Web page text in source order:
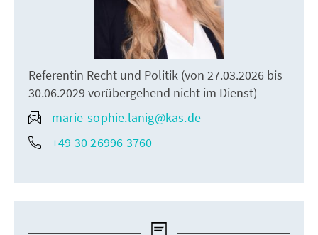
Referentin Recht und Politik (von 27.03.2026 bis
30.06.2029 vorübergehend nicht im Dienst)
marie-sophie.lanig@kas.de
+49 30 26996 3760